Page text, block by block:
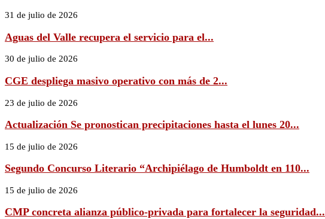
31 de julio de 2026
Aguas del Valle recupera el servicio para el...
30 de julio de 2026
CGE despliega masivo operativo con más de 2...
23 de julio de 2026
Actualización Se pronostican precipitaciones hasta el lunes 20...
15 de julio de 2026
Segundo Concurso Literario “Archipiélago de Humboldt en 110...
15 de julio de 2026
CMP concreta alianza público-privada para fortalecer la seguridad...